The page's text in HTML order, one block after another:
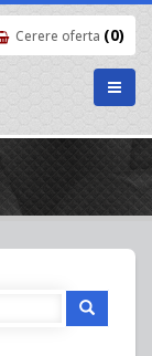
Cerere oferta (0)